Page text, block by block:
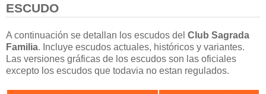
ESCUDO
A continuación se detallan los escudos del Club Sagrada
Familia. Incluye escudos actuales, históricos y variantes.
Las versiones gráficas de los escudos son las oficiales
excepto los escudos que todavia no estan regulados.